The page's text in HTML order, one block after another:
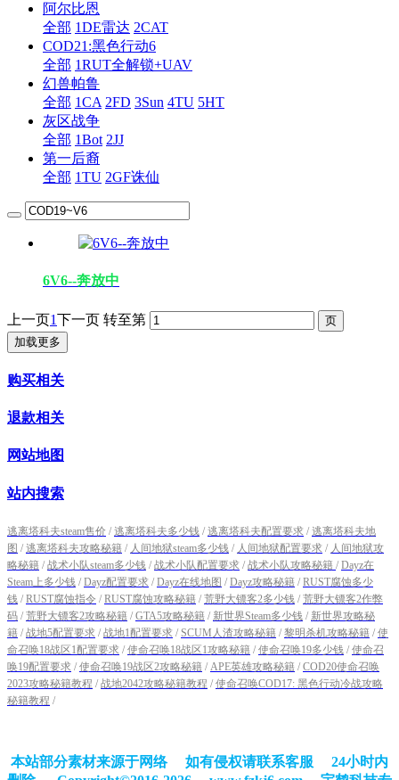
阿尔比恩
全部 1DE雷达 2CAT
COD21:黑色行动6
全部 1RUT全解锁+UAV
幻兽帕鲁
全部 1CA 2FD 3Sun 4TU 5HT
灰区战争
全部 1Bot 2JJ
第一后裔
全部 1TU 2GF诛仙
6V6--奔放中
上一页1下一页 转至第
加载更多
购买相关
退款相关
网站地图
站内搜索
逃离塔科夫steam售价 / 逃离塔科夫多少钱 / 逃离塔科夫配置要求 / 逃离塔科夫地
图 / 逃离塔科夫攻略秘籍 / 人间地狱steam多少钱 / 人间地狱配置要求 / 人间地狱攻
略秘籍 / 战术小队steam多少钱 / 战术小队配置要求 / 战术小队攻略秘籍 / Dayz在
Steam上多少钱 / Dayz配置要求 / Dayz在线地图 / Dayz攻略秘籍 / RUST腐蚀多少
钱 / RUST腐蚀指令 / RUST腐蚀攻略秘籍 / 荒野大镖客2多少钱 / 荒野大镖客2作弊
码 / 荒野大镖客2攻略秘籍 / GTA5攻略秘籍 / 新世界Steam多少钱 / 新世界攻略秘
籍 / 战地5配置要求 / 战地1配置要求 / SCUM人渣攻略秘籍 / 黎明杀机攻略秘籍 / 使
命召唤18战区1配置要求 / 使命召唤18战区1攻略秘籍 / 使命召唤19多少钱 / 使命召
唤19配置要求 / 使命召唤19战区2攻略秘籍 / APE英雄攻略秘籍 / COD20使命召唤
2023攻略秘籍教程 / 战地2042攻略秘籍教程 / 使命召唤COD17: 黑色行动冷战攻略
秘籍教程 /
本站部分素材来源于网络 如有侵权请联系客服 24小时内